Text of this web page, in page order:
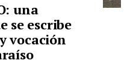
una
se escribe
vocación